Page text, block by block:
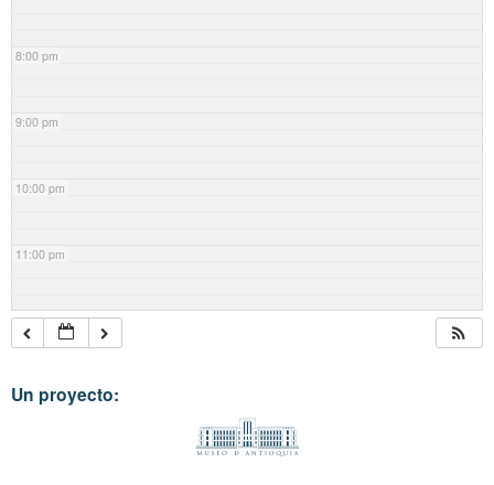
8:00 pm
9:00 pm
10:00 pm
11:00 pm
Un proyecto: